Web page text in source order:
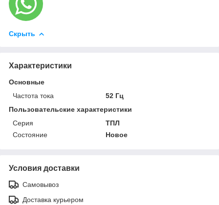
Скрыть
Характеристики
Основные
Частота тока
52 Гц
Пользовательские характеристики
Серия
ТПЛ
Состояние
Новое
Условия доставки
Самовывоз
Доставка курьером